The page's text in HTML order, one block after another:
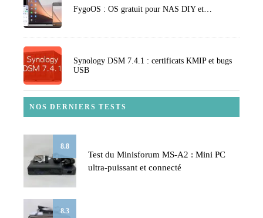
FygoOS : OS gratuit pour NAS DIY et…
Synology DSM 7.4.1 : certificats KMIP et bugs
USB
NOS DERNIERS TESTS
8.8
Test du Minisforum MS-A2 : Mini PC
ultra-puissant et connecté
8.3